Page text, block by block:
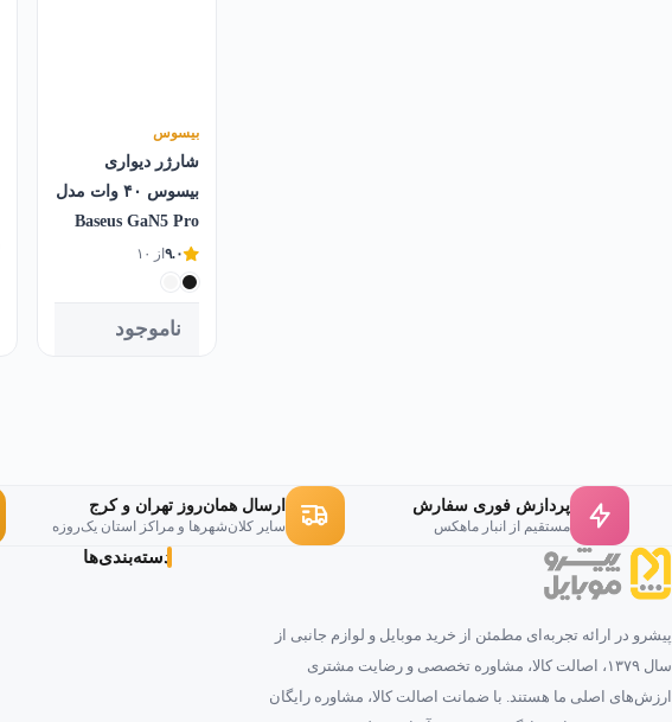
بیسوس
شارژر دیواری
بیسوس ۴۰ وات مدل
Baseus GaN5 Pro
۹.۰از ۱۰
ناموجود
پردازش فوری سفارش
مستقیم از انبار ماهکس
ارسال همان‌روز تهران و کرج
سایر کلان‌شهرها و مراکز استان یک‌روزه
پیشرو در ارائه تجربه‌ای مطمئن از خرید موبایل و لوازم جانبی از
سال ۱۳۷۹، اصالت کالا، مشاوره تخصصی و رضایت مشتری
ارزش‌های اصلی ما هستند. با ضمانت اصالت کالا، مشاوره رایگان
دسته‌بندی‌ها